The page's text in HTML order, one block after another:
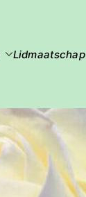
Lidmaatschap